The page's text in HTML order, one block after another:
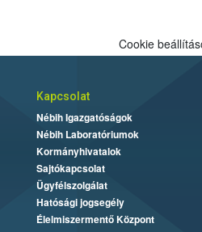
Cookie
Kapcsolat
Nébih Igazgatóságok
Nébih Laboratóriumok
Kormányhivatalok
Sajtókapcsolat
Ügyfélszolgálat
Hatósági jogsegély
Élelmiszermentő Központ